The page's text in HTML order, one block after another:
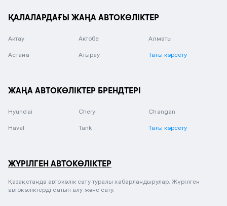
ҚАЛАЛАРДАҒЫ ЖАҢА АВТОКӨЛІКТЕР
Актау Актобе Алматы
Астана Атырау Тағы көрсету
ЖАҢА АВТОКӨЛІКТЕР БРЕНДТЕРІ
Hyundai Chery Changan
Haval Tank Тағы көрсету
ЖҮРІЛГЕН АВТОКӨЛІКТЕР
Қазақстанда автокөлік сату туралы хабарландырулар. Жүрілген
автокөліктерді сатып алу және сату.